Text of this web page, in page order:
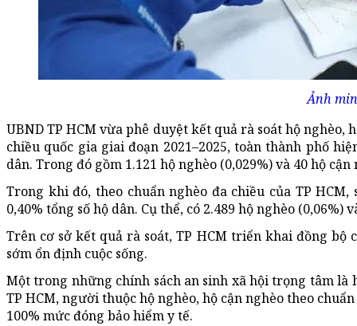
Ảnh
UBND TP HCM vừa phê duyệt kết quả rà soát hộ nghèo,
chiều quốc gia giai đoạn 2021–2025, toàn thành phố
dân. Trong đó gồm 1.121 hộ nghèo (0,029%) và 40 hộ cận
Trong khi đó, theo chuẩn nghèo đa chiều của TP
0,40% tổng số hộ dân. Cụ thể, có 2.489 hộ nghèo (0,06%)
Trên cơ sở kết quả rà soát, TP HCM triển khai đồng bộ
sớm ổn định cuộc sống.
Một trong những chính sách an sinh xã hội trọng tâm là
TP HCM, người thuộc hộ nghèo, hộ cận nghèo theo
100% mức đóng bảo hiểm y tế.